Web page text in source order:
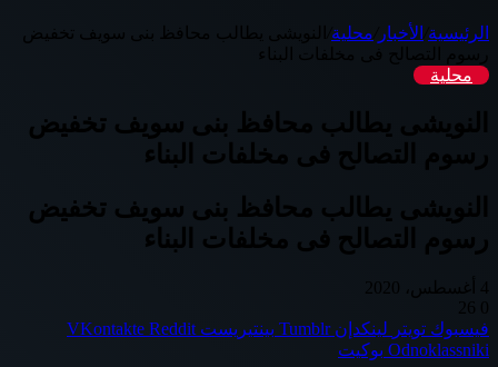
الرئيسية الأخبار محلية
النويشى يطالب محافظ بنى سويف تخفيض
محلية
النويشى يطالب محافظ بنى سويف تخفيض
رسوم التصالح فى مخلفات البناء
النويشى يطالب محافظ بنى سويف تخفيض
رسوم التصالح فى مخلفات البناء
0
فيسبوك تويتر لينكدإن بينتيريست
Odnoklassniki بوكيت